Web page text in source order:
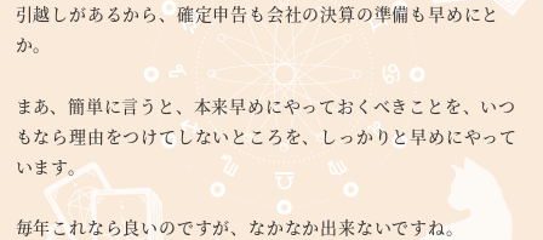
引越しがあるから、確定申告も会社の決算の準備も早めにと
か。
まあ、簡単に言うと、本来早めにやっておくべきことを、いつ
もなら理由をつけてしないところを、しっかりと早めにやって
います。
毎年これなら良いのですが、なかなか出来ないですね。